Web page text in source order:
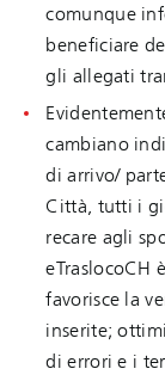
comunque
beneficiare
gli allegati
cambiano
di arrivo/
Città, tutti i
recare agli
eTraslocoCH
favorisce la
inserite;
di errori e i